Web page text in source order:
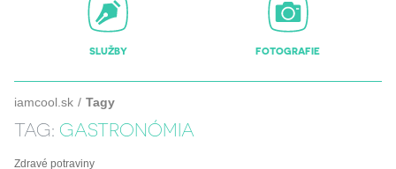
SLUŽBY FOTOGRAFIE
iamcool.sk Tagy
TAG: GASTRONÓMIA
Zdravé potraviny